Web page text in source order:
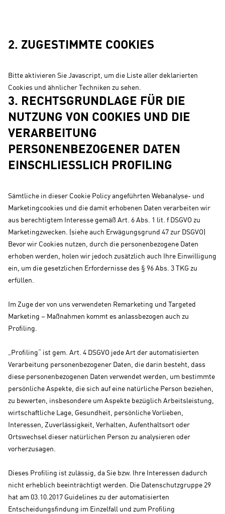
2. ZUGESTIMMTE COOKIES
Bitte aktivieren Sie Javascript, um die Liste aller deklarierten
Cookies und ähnlicher Techniken zu sehen.
3. RECHTSGRUNDLAGE FÜR DIE
NUTZUNG VON COOKIES UND DIE
VERARBEITUNG
PERSONENBEZOGENER DATEN
EINSCHLIESSLICH PROFILING
Sämtliche in dieser Cookie Policy angeführten Webanalyse- und
Marketingcookies und die damit erhobenen Daten verarbeiten wir
aus berechtigtem Interesse gemäß Art. 6 Abs. 1 lit. f DSGVO zu
Marketingzwecken. (siehe auch Erwägungsgrund 47 zur DSGVO)
Bevor wir Cookies nutzen, durch die personenbezogene Daten
erhoben werden, holen wir jedoch zusätzlich auch Ihre Einwilligung
ein, um die gesetzlichen Erfordernisse des § 96 Abs. 3 TKG zu
erfüllen.
Im Zuge der von uns verwendeten Remarketing und Targeted
Marketing – Maßnahmen kommt es anlassbezogen auch zu
Profiling.
„Profiling“ ist gem. Art. 4 DSGVO jede Art der automatisierten
Verarbeitung personenbezogener Daten, die darin besteht, dass
diese personenbezogenen Daten verwendet werden, um bestimmte
persönliche Aspekte, die sich auf eine natürliche Person beziehen,
zu bewerten, insbesondere um Aspekte bezüglich Arbeitsleistung,
wirtschaftliche Lage, Gesundheit, persönliche Vorlieben,
Interessen, Zuverlässigkeit, Verhalten, Aufenthaltsort oder
Ortswechsel dieser natürlichen Person zu analysieren oder
vorherzusagen.
Dieses Profiling ist zulässig, da Sie bzw. Ihre Interessen dadurch
nicht erheblich beeinträchtigt werden. Die Datenschutzgruppe 29
hat am 03.10.2017 Guidelines zu der automatisierten
Entscheidungsfindung im Einzelfall und zum Profiling